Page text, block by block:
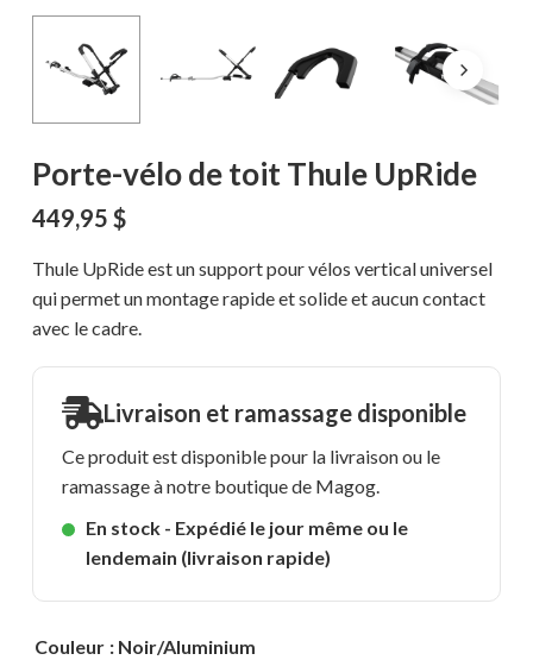
Porte-vélo de toit Thule UpRide
449,95 $
Thule UpRide est un support pour vélos vertical universel
qui permet un montage rapide et solide et aucun contact
avec le cadre.
Livraison et ramassage disponible
Ce produit est disponible pour la livraison ou le
ramassage à notre boutique de Magog.
En stock - Expédié le jour même ou le
lendemain (livraison rapide)
Couleur : Noir/Aluminium